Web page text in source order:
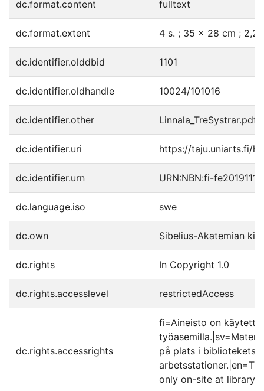
dc.format.content fulltext
dc.format.extent 4 s. ; 35 x 28 cm ;
dc.identifier.olddbid 1101
dc.identifier.oldhandle 10024/101016
dc.identifier.other Linnala_TreSystrar.pdf
dc.identifier.uri https://taju.uniarts.fi/
dc.identifier.urn URN:NBN:fi-
dc.language.iso swe
dc.own Sibelius-Akatemian
dc.rights In Copyright 1.0
dc.rights.accesslevel restrictedAccess
dc.rights.accessrights
fi=Aineisto on
på plats i bibliotekets
only on-site at